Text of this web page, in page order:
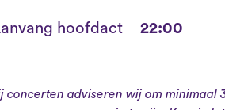
hoofdact 22:00
concerten adviseren wij om minimaal